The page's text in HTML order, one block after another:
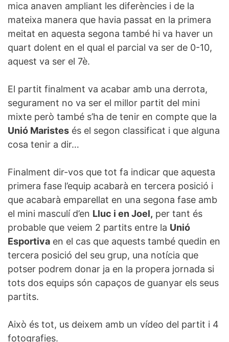
mica anaven ampliant les diferències i de la
mateixa manera que havia passat en la primera
meitat en aquesta segona també hi va haver un
quart dolent en el qual el parcial va ser de 0-10,
aquest va ser el 7è.
El partit finalment va acabar amb una derrota,
segurament no va ser el millor partit del mini
mixte però també s’ha de tenir en compte que la
Unió Maristes és el segon classificat i que alguna
cosa tenir a dir…
Finalment dir-vos que tot fa indicar que aquesta
primera fase l’equip acabarà en tercera posició i
que acabarà emparellat en una segona fase amb
el mini masculí d’en Lluc i en Joel, per tant és
probable que veiem 2 partits entre la Unió
Esportiva en el cas que aquests també quedin en
tercera posició del seu grup, una notícia que
potser podrem donar ja en la propera jornada si
tots dos equips són capaços de guanyar els seus
partits.
Això és tot, us deixem amb un vídeo del partit i 4
fotografies.